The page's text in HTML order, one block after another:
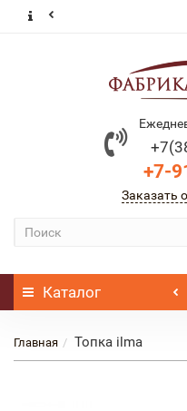
+7-
Заказать
Каталог
Главная Топка ilma